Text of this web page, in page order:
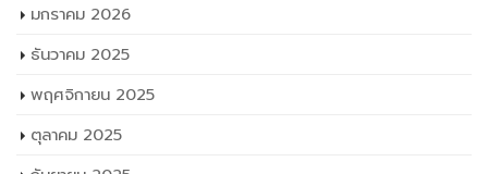
พฤษภาคม 2026
เมษายน 2026
มีนาคม 2026
กุมภาพันธ์ 2026